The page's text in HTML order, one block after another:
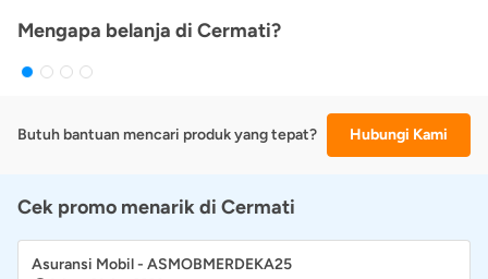
Mengapa belanja di Cermati?
Butuh bantuan mencari produk yang tepat? Hubungi Kami
Cek promo menarik di Cermati
Asuransi Mobil - ASMOBMERDEKA25